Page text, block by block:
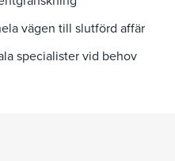
vägen till slutförd affär
specialister vid behov